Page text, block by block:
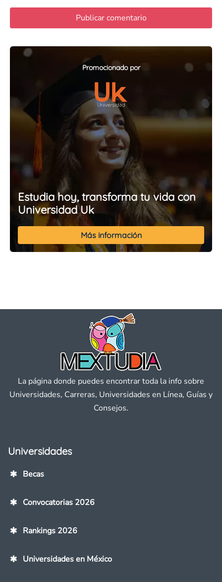
Promocionado por
Estudia hoy, transforma tu vida con
Universidad Uk
Más información
La página donde puedes encontrar toda la info sobre
Universidades, Carreras, Universidades en Línea, Guías y
Consejos.
Universidades
Becas
Convocatorias 2026
Rankings 2026
Universidades en México